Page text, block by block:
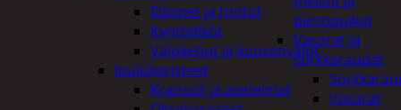
piirtopuikot
Vasarat ja
sorkkaraudat
Vasarat
Eläimet ja tontut
Kyntteliköt
Valoketjut ja kuusenvalot
Joulukoristeet
Kranssit ja asetelmat